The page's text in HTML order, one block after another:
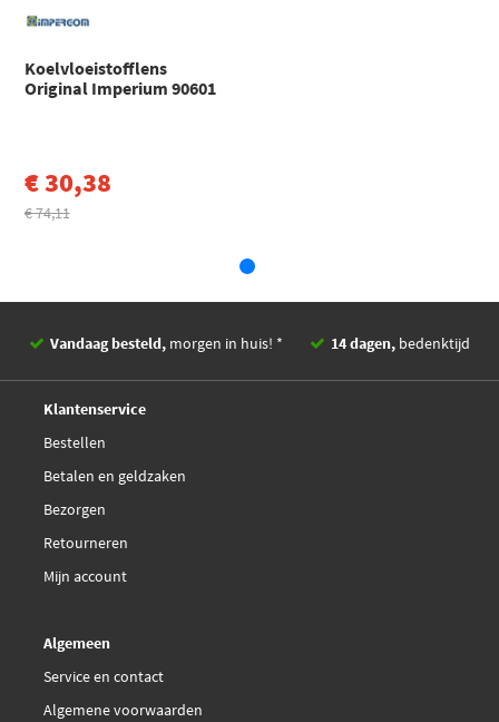
Mapco 28269
Metzger 4006191
Swag 11 94 7560
Koelvloeistofflens
Original Imperium 90601
€ 30,38
€ 74,11
Vandaag besteld, morgen in huis! * 14 dagen, bedenktijd
Klantenservice
Bestellen
Betalen en geldzaken
Bezorgen
Retourneren
Mijn account
Algemeen
Service en contact
Algemene voorwaarden